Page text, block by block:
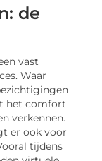
de
vast
Waar
het comfort
verkennen.
er ook voor
tijdens